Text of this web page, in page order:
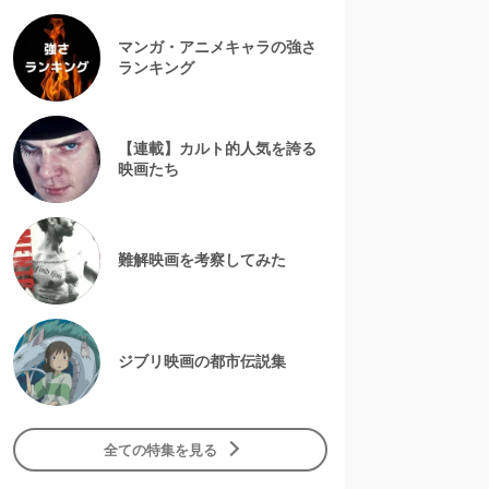
マンガ・アニメキャラの強さ
ランキング
【連載】カルト的人気を誇る
映画たち
難解映画を考察してみた
ジブリ映画の都市伝説集
全ての特集を見る